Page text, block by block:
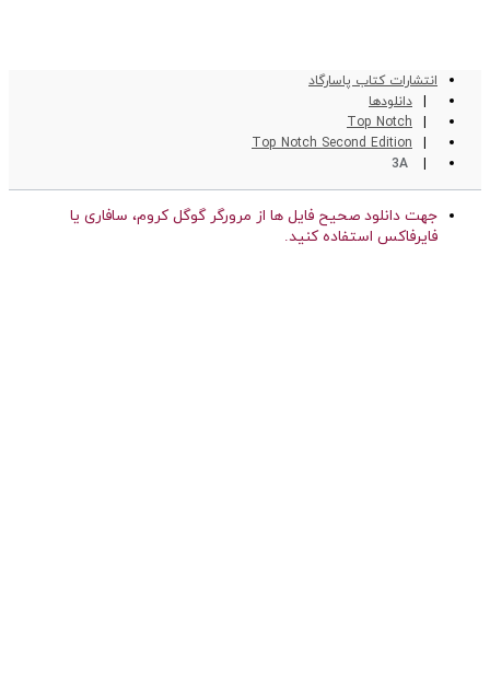
انتشارات کتاب پاسارگاد
دانلودها
Top Notch
Top Notch Second Edition
جهت دانلود صحیح فایل ها از مرورگر گوگل کروم، سافاری یا
فایرفاکس استفاده کنید.